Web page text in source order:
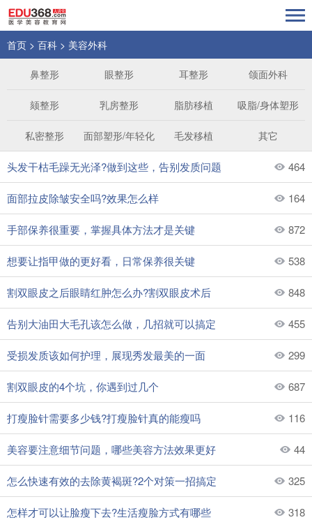
首页 > 百科 > 美容外科
鼻整形 眼整形 耳整形 颌面外科
颏整形 乳房整形 脂肪移植 吸脂/身体塑形
私密整形 面部塑形/年轻化 毛发移植 其它
头发干枯毛躁无光泽?做到这些，告别发质问题 464
面部拉皮除皱安全吗?效果怎么样 164
手部保养很重要，掌握具体方法才是关键 872
想要让指甲做的更好看，日常保养很关键 538
割双眼皮之后眼睛红肿怎么办?割双眼皮术后 848
告别大油田大毛孔该怎么做，几招就可以搞定 455
受损发质该如何护理，展现秀发最美的一面 299
割双眼皮的4个坑，你遇到过几个 687
打瘦脸针需要多少钱?打瘦脸针真的能瘦吗 116
美容要注意细节问题，哪些美容方法效果更好 44
怎么快速有效的去除黄褐斑?2个对策一招搞定 325
怎样才可以让脸瘦下去?生活瘦脸方式有哪些 318